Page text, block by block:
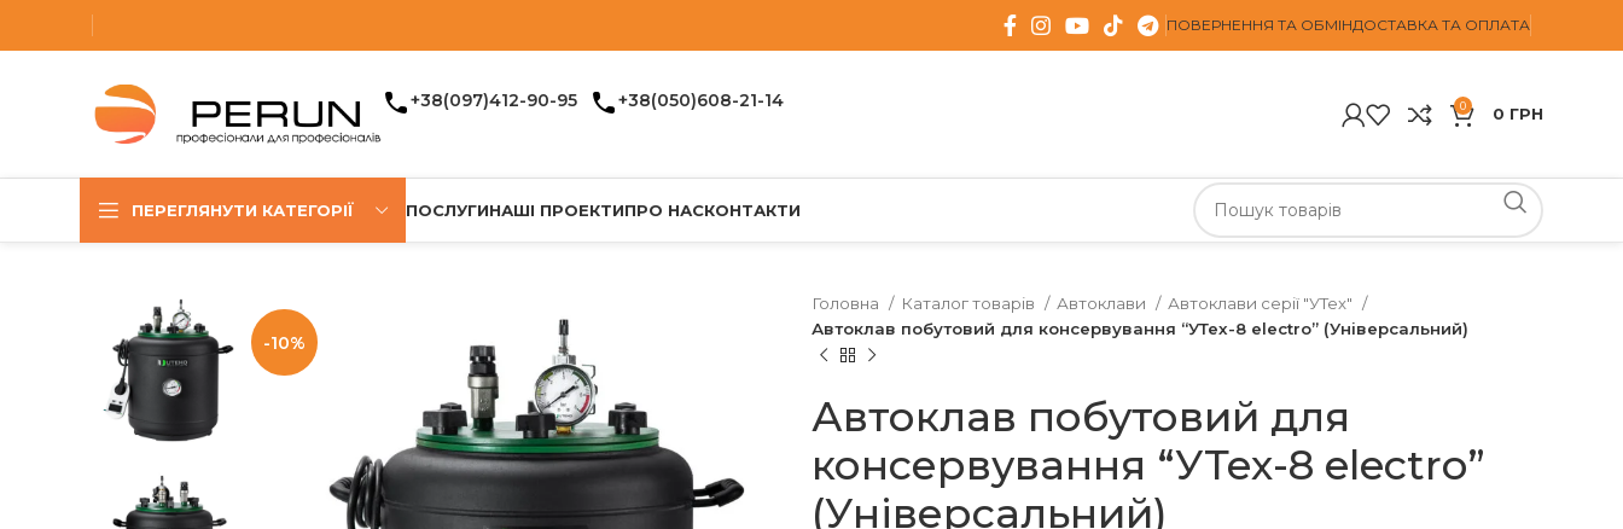
ПОВЕРНЕННЯ ТА ОБМІНДОСТАВКА ТА ОПЛАТА
+38(097)412-90-95 +38(050)608-21-14 0 0 ГРН
ПЕРЕГЛЯНУТИ КАТЕГОРІЇ ПОСЛУГИНАШІ ПРОЕКТИПРО НАСКОНТАКТИ
-10%
Головна Каталог товарів Автоклави
Автоклави серії "УТех"
Автоклав побутовий для консервування “УТех-8 electro” (Універсальний)
Автоклав побутовий для
консервування “УТех-8 electro”
(Універсальний)